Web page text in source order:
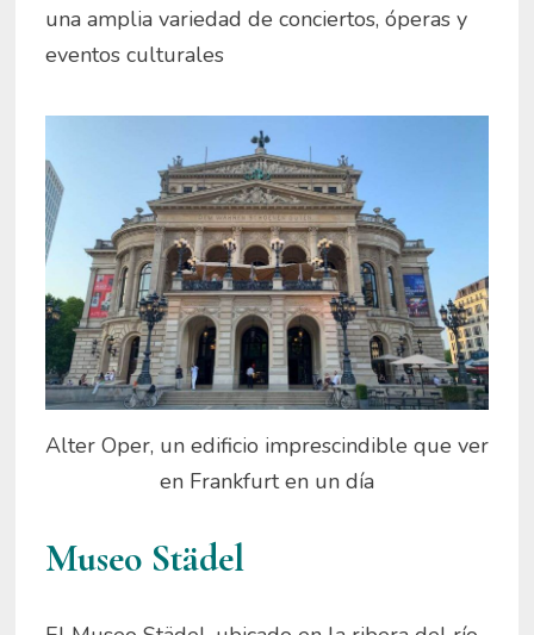
una amplia variedad de conciertos, óperas y
eventos culturales
Alter Oper, un edificio imprescindible que ver
en Frankfurt en un día
Museo Städel